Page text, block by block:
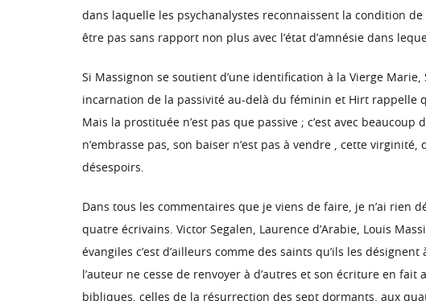
dans laquelle les psychanalystes reconnaissent la condition
être pas sans rapport non plus avec l’état d’amnésie dans
Si Massignon se soutient d’une identification à la Vierge
incarnation de la passivité au-delà du féminin et Hirt rappelle
Mais la prostituée n’est pas que passive ; c’est avec
n’embrasse pas, son baiser n’est pas à vendre , cette
désespoirs.
Dans tous les commentaires que je viens de faire, je n’ai rien
quatre écrivains. Victor Segalen, Laurence d’Arabie, Louis
évangiles c’est d’ailleurs comme des saints qu’ils les
l’auteur ne cesse de renvoyer à d’autres et son écriture en
bibliques, celles de la résurrection des sept dormants, aux